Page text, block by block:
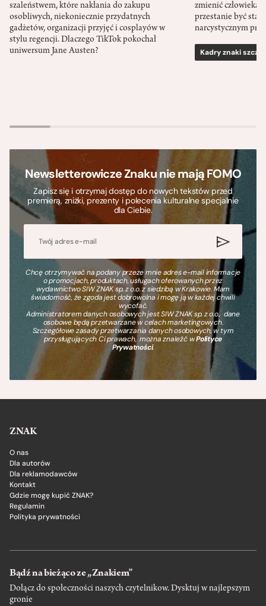
szaleństwem, które nakłania do zakupu
osobliwych, niekoniecznie przydatnych
gadżetów, organizacji przyjęć i cosplayów w
stylu regencji. Dlaczego TikTok pokochał
uniwersum Jane Austen?
zmienić człowieka
przestanie być
narcystycznym
Kadry znaki
Newsletterowicze Znaku nie mają FOMO
Zapisz się i otrzymaj dostęp do nowych tekstów przed
premierą, zniżki, prezenty i polecenia kulturalne specjalnie
dla Ciebie.
Chcę otrzymywać na podany przeze mnie adres e-mail informacje
o promocjach, produktach, usługach oferowanych przez
wydawnictwo SIW ZNAK sp. z o.o. z siedzibą w Krakowie. Mam
świadomość, że zgoda jest dobrowolna i mogę ją w każdej chwili
wycofać.
Administratorem danych osobowych jest SIW ZNAK sp. z o.o., dane
osobowe będą przetwarzane w celach marketingowych.
Szczegółowe zasady przetwarzania danych osobowych, w tym
przysługujących Ci prawach, można znaleźć wPolityce
Prywatności.
ZNAK
O nas
Dla autorów
Dla reklamodawców
Kontakt
Gdzie mogę kupić ZNAK?
Regulamin
Polityka prywatności
Bądź na bieżąco ze „Znakiem”
Dołącz do społeczności naszych czytelnikow. Dysktuj w najlepszym
gronie